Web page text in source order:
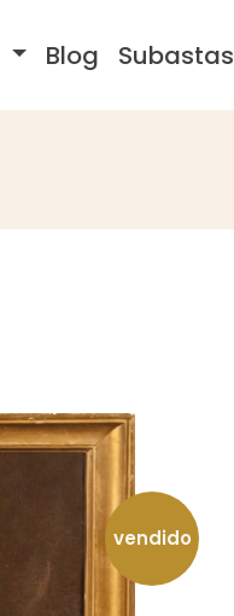
Blog Subastas
vendido